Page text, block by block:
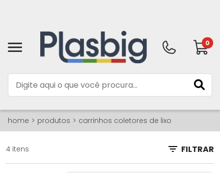
0
home produtos carrinhos coletores de lixo
4 itens FILTRAR